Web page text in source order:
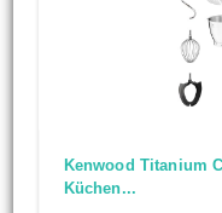
Kenwood Titanium
Küchen...